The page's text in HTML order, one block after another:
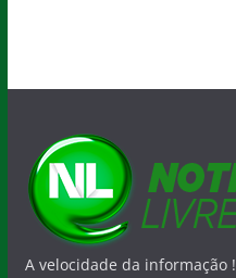
A velocidade da informação !